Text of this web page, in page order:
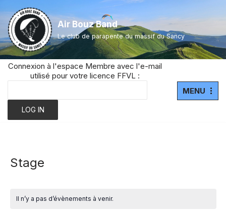
Aller
au
contenu
Air Bouz Band
Le club de parapente du massif du Sancy
Connexion à l'espace Membre avec l'e-mail
utilisé pour votre licence FFVL :
MENU
Stage
Il n’y a pas d’évènements à venir.